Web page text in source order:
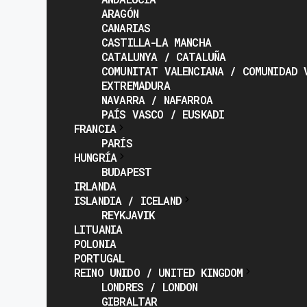
ARAGÓN
CANARIAS
CASTILLA-LA MANCHA
CATALUNYA / CATALUÑA
COMUNITAT VALENCIANA / COMUNIDAD
EXTREMADURA
NAVARRA / NAFARROA
PAÍS VASCO / EUSKADI
FRANCIA
PARÍS
HUNGRÍA
BUDAPEST
IRLANDA
ISLANDIA / ICELAND
REYKJAVIK
LITUANIA
POLONIA
PORTUGAL
REINO UNIDO / UNITED KINGDOM
LONDRES / LONDON
GIBRALTAR